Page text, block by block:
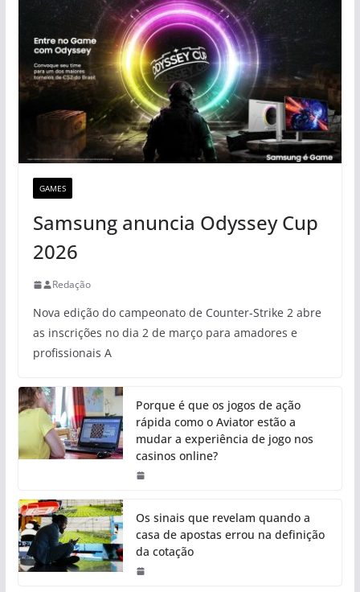
GAMES
Samsung anuncia Odyssey Cup
2026
Redação
Nova edição do campeonato de Counter-Strike 2 abre
as inscrições no dia 2 de março para amadores e
profissionais A
Porque é que os jogos de ação
rápida como o Aviator estão a
mudar a experiência de jogo nos
casinos online?
Os sinais que revelam quando a
casa de apostas errou na definição
da cotação